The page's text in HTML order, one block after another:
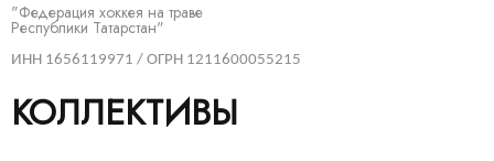
"Федерация хоккея на траве
Республики Татарстан"
ИНН 1656119971 / ОГРН 1211600055215
КОЛЛЕКТИВЫ